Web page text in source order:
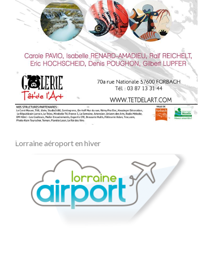
Lorraine aéroport en hiver